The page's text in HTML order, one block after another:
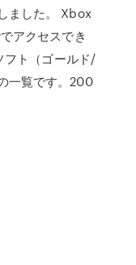
ました。 Xbox
アクセスでき
フト（ゴールド/
一覧です。200